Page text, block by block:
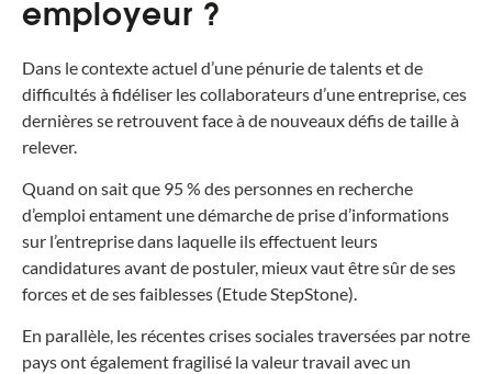
employeur ?
Dans le contexte actuel d’une pénurie de talents et de
difficultés à fidéliser les collaborateurs d’une entreprise, ces
dernières se retrouvent face à de nouveaux défis de taille à
relever.
Quand on sait que 95 % des personnes en recherche
d’emploi entament une démarche de prise d’informations
sur l’entreprise dans laquelle ils effectuent leurs
candidatures avant de postuler, mieux vaut être sûr de ses
forces et de ses faiblesses (Etude StepStone).
En parallèle, les récentes crises sociales traversées par notre
pays ont également fragilisé la valeur travail avec un